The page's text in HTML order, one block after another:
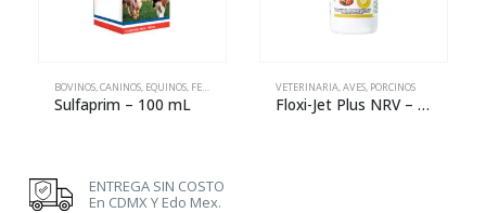
BOVINOS,CANINOS, EQUINOS, FELINOS PORCINOS,VETERINARIA
Sulfaprim – 100 mL
VETERINARIA,AVES, PORCINOS
Floxi-Jet Plus NRV – 30 mL
ENTREGA SIN COSTO
En CDMX Y Edo Mex.